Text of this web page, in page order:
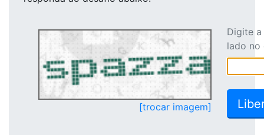
[trocar imagem]
Digite
lado no